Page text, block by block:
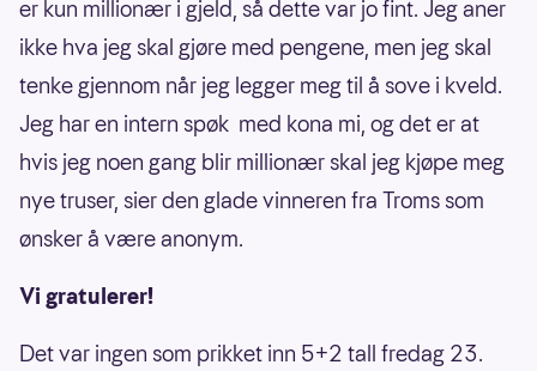
er kun millionær i gjeld, så dette var jo fint. Jeg aner
ikke hva jeg skal gjøre med pengene, men jeg skal
tenke gjennom når jeg legger meg til å sove i kveld.
Jeg har en intern spøk med kona mi, og det er at
hvis jeg noen gang blir millionær skal jeg kjøpe meg
nye truser, sier den glade vinneren fra Troms som
ønsker å være anonym.
Vi gratulerer!
Det var ingen som prikket inn 5+2 tall fredag 23.